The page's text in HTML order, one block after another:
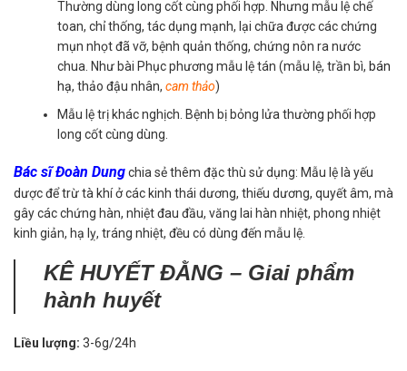
Thường dùng long cốt cùng phối hợp. Nhưng mẫu lệ chế
toan, chỉ thống, tác dụng mạnh, lại chữa được các chứng
mụn nhọt đã vỡ, bệnh quản thống, chứng nôn ra nước
chua. Như bài Phục phương mẫu lệ tán (mẫu lệ, trần bì, bán
hạ, thảo đậu nhân,cam thảo)
Mẫu lệ trị khác nghịch. Bệnh bị bỏng lửa thường phối hợp
long cốt cùng dùng.
Bác sĩ Đoàn Dungchia sẻ thêm đặc thù sử dụng: Mẫu lệ là yếu
dược để trừ tà khí ở các kinh thái dương, thiếu dương, quyết âm, mà
gây các chứng hàn, nhiệt đau đầu, văng lai hàn nhiệt, phong nhiệt
kinh giản, hạ lỵ, tráng nhiệt, đều có dùng đến mẫu lệ.
KÊ HUYẾT ĐẰNG – Giai phẩm
hành huyết
Liều lượng: 3-6g/24h